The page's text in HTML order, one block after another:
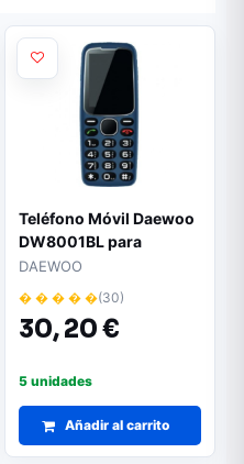
Teléfono Móvil Daewoo
DW8001BL para
Personas Mayores/
DAEWOO
� � � � �(30)
30,20 €
5 unidades
Añadir al carrito